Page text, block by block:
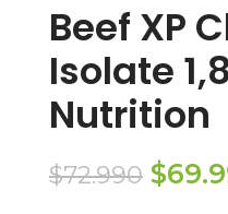
Beef XP
Isolate
Nutrition
$72.990 El
$